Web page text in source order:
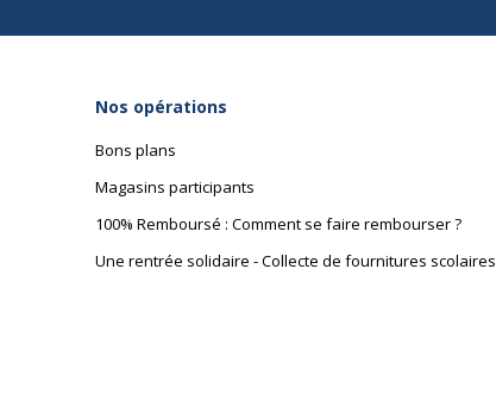
Nos opérations
Bons plans
Magasins participants
100% Remboursé : Comment se faire rembourser ?
Une rentrée solidaire - Collecte de fournitures scolaires